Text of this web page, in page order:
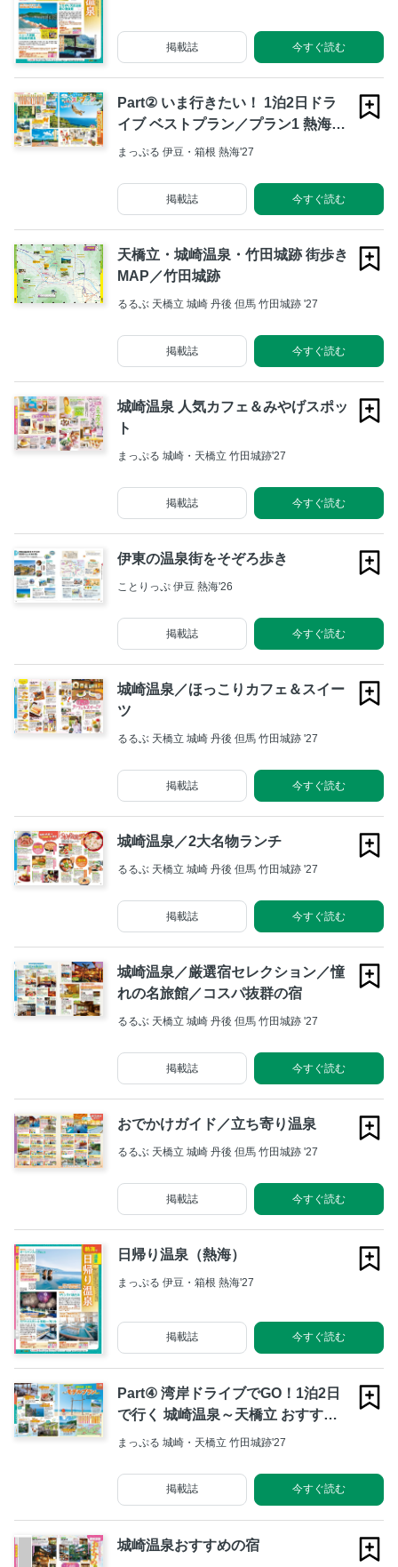
今すぐ読む
掲載誌
Part② いま行きたい！ 1泊2日ドラ
イブ ベストプラン／プラン1 熱海＆
伊豆高原 ～絶景と話題の温泉街さん
まっぷる 伊豆・箱根 熱海'27
今すぐ読む
掲載誌
天橋立・城崎温泉・竹田城跡 街歩き
MAP／竹田城跡
るるぶ 天橋立 城崎 丹後 但馬 竹田城跡 '27
今すぐ読む
掲載誌
城崎温泉 人気カフェ＆みやげスポッ
ト
まっぷる 城崎・天橋立 竹田城跡'27
今すぐ読む
掲載誌
伊東の温泉街をそぞろ歩き
ことりっぷ 伊豆 熱海'26
今すぐ読む
掲載誌
城崎温泉／ほっこりカフェ＆スイー
ツ
るるぶ 天橋立 城崎 丹後 但馬 竹田城跡 '27
今すぐ読む
掲載誌
城崎温泉／2大名物ランチ
るるぶ 天橋立 城崎 丹後 但馬 竹田城跡 '27
今すぐ読む
掲載誌
城崎温泉／厳選宿セレクション／憧
れの名旅館／コスパ抜群の宿
るるぶ 天橋立 城崎 丹後 但馬 竹田城跡 '27
今すぐ読む
掲載誌
おでかけガイド／立ち寄り温泉
るるぶ 天橋立 城崎 丹後 但馬 竹田城跡 '27
今すぐ読む
掲載誌
日帰り温泉（熱海）
まっぷる 伊豆・箱根 熱海'27
今すぐ読む
掲載誌
Part④ 湾岸ドライブでGO！1泊2日
で行く 城崎温泉～天橋立 おすすめ
モデルプラン
まっぷる 城崎・天橋立 竹田城跡'27
今すぐ読む
掲載誌
城崎温泉おすすめの宿